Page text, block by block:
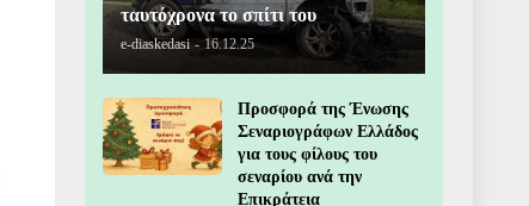
ταυτόχρονα το σπίτι του
e-diaskedasi - 16.12.25
Προσφορά της Ένωσης
Σεναριογράφων Ελλάδος
για τους φίλους του
σεναρίου ανά την
Επικράτεια